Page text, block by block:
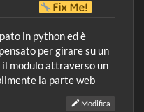
in python ed è
per girare su un
il modulo attraverso un
la parte web
Modifica